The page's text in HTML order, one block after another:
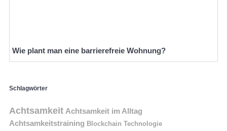
Wie plant man eine barrierefreie Wohnung?
Schlagwörter
Achtsamkeit Achtsamkeit im Alltag
Achtsamkeitstraining Blockchain Technologie